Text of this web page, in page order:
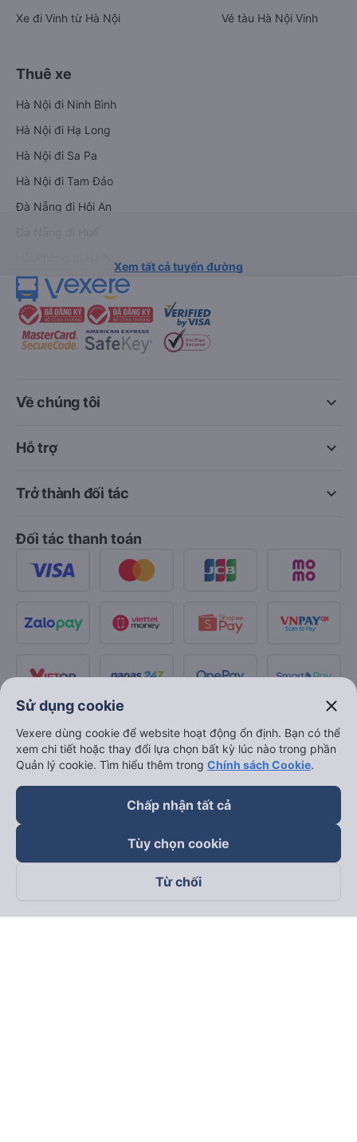
Xe đi Vinh từ Hà Nội
Vé tàu Hà Nội Vinh
Thuê xe
Hà Nội đi Ninh Bình
Hà Nội đi Hạ Long
Hà Nội đi Sa Pa
Hà Nội đi Tam Đảo
Đà Nẵng đi Hội An
Xem tất cả tuyến đường
keyboard_arrow_down
Về chúng tôi
keyboard_arrow_down
Hỗ trợ
keyboard_arrow_down
Trở thành đối tác
Đối tác thanh toán
Facebook Tiktok Youtube
Sử dụng cookie close
Vexere dùng cookie để website hoạt động ổn định. Bạn có thể
xem chi tiết hoặc thay đổi lựa chọn bất kỳ lúc nào trong phần
Quản lý cookie. Tìm hiểu thêm trong Chính sách Cookie.
Chấp nhận tất cả
Tùy chọn cookie
Từ chối